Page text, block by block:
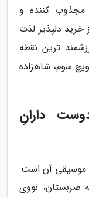
مجذوب کننده و
دلپذیر لذت
ترین نقطه
سوم، شاهزاده
دارانِ
موسیقی آن است
صربستان، نووی